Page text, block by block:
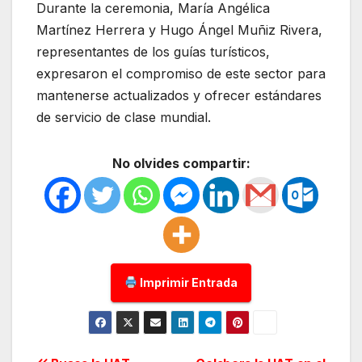
Durante la ceremonia, María Angélica
Martínez Herrera y Hugo Ángel Muñiz Rivera,
representantes de los guías turísticos,
expresaron el compromiso de este sector para
mantenerse actualizados y ofrecer estándares
de servicio de clase mundial.
No olvides compartir:
Imprimir Entrada